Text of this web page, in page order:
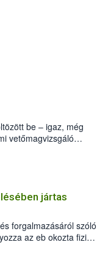
be – igaz, még
vetőmagvizsgáló
Czigler Győző által
jártas
forgalmazásáról szóló
az eb okozta fizikai
felmerülő
eb tartását és annak